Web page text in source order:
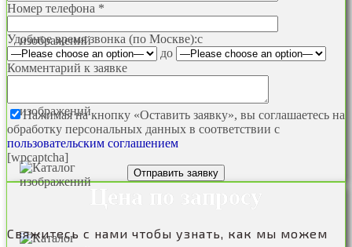
Номер телефона *
Удобное время звонка (по Москве):c
до
Комментарий к заявке
Нажимая на кнопку «Оставить заявку», вы соглашаетесь на
обработку персональных данных в соответствии с
пользовательским соглашением
[wpcaptcha]
Свяжитесь с нами чтобы узнать, как мы можем